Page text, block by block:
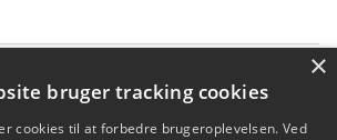
med rist kan hjælpe med at reducere×
bruger tracking cookies
cookies til at forbedre brugeroplevelsen. Ved